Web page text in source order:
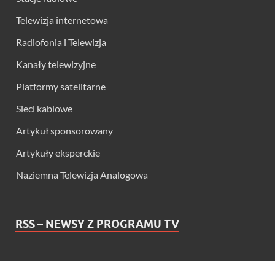
Telewizja internetowa
Radiofonia i Telewizja
Kanały telewizyjne
Platformy satelitarne
Sieci kablowe
Artykuł sponsorowany
Artykuły eksperckie
Naziemna Telewizja Analogowa
RSS – NEWSY Z PROGRAMU TV